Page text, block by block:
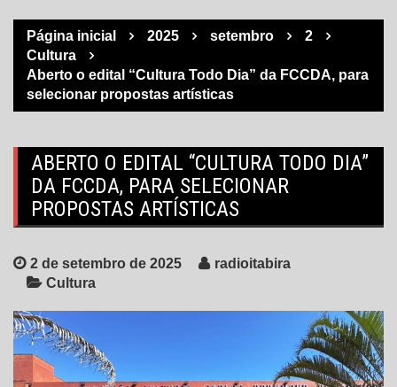
Página inicial 2025 setembro
2
Cultura
Aberto o edital “Cultura Todo Dia” da FCCDA, para
selecionar propostas artísticas
ABERTO O EDITAL “CULTURA TODO DIA”
DA FCCDA, PARA SELECIONAR
PROPOSTAS ARTÍSTICAS
2 de setembro de 2025
radioitabira
Cultura